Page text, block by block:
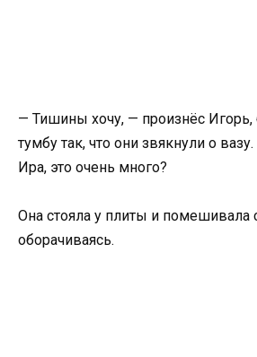
— Тишины хочу, — произнёс
тумбу так, что они звякнули о
Ира, это очень много?
Она стояла у плиты и помешивала
оборачиваясь.